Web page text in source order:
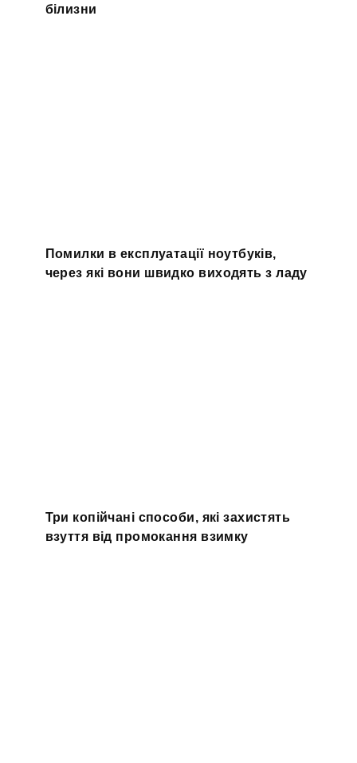
білизни
Помилки в експлуатації ноутбуків,
через які вони швидко виходять з ладу
Три копійчані способи, які захистять
взуття від промокання взимку